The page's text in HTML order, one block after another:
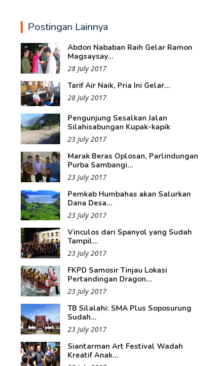
Postingan Lainnya
Abdon Nababan Raih Gelar Ramon
Magsaysay...
28 July 2017
Tarif Air Naik, Pria Ini Gelar...
28 July 2017
Pengunjung Sesalkan Jalan
Silahisabungan Kupak-kapik
23 July 2017
Marak Beras Oplosan, Parlindungan
Purba Sambangi...
23 July 2017
Pemkab Humbahas akan Salurkan
Dana Desa...
23 July 2017
Vinculos dari Spanyol yang Sudah
Tampil...
23 July 2017
FKPD Samosir Tinjau Lokasi
Pertandingan Dragon...
23 July 2017
TB Silalahi: SMA Plus Soposurung
Sudah...
23 July 2017
Siantarman Art Festival Wadah
Kreatif Anak...